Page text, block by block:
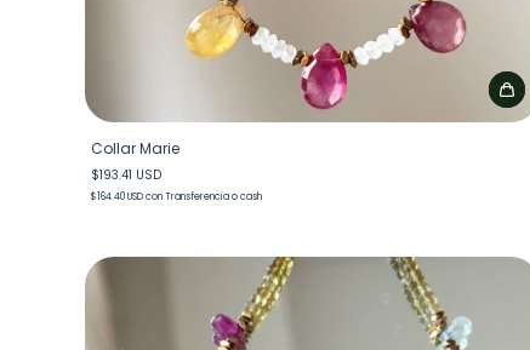
Collar Marie
$193.41 USD
$164.40 USDconTransferencia o cash